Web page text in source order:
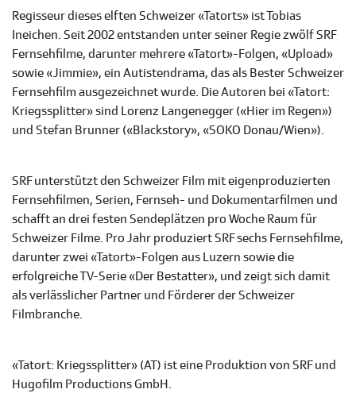
Regisseur dieses elften Schweizer «Tatorts» ist Tobias
Ineichen. Seit 2002 entstanden unter seiner Regie zwölf SRF
Fernsehfilme, darunter mehrere «Tatort»-Folgen, «Upload»
sowie «Jimmie», ein Autistendrama, das als Bester Schweizer
Fernsehfilm ausgezeichnet wurde. Die Autoren bei «Tatort:
Kriegssplitter» sind Lorenz Langenegger («Hier im Regen»)
und Stefan Brunner («Blackstory», «SOKO Donau/Wien»).
SRF unterstützt den Schweizer Film mit eigenproduzierten
Fernsehfilmen, Serien, Fernseh- und Dokumentarfilmen und
schafft an drei festen Sendeplätzen pro Woche Raum für
Schweizer Filme. Pro Jahr produziert SRF sechs Fernsehfilme,
darunter zwei «Tatort»-Folgen aus Luzern sowie die
erfolgreiche TV-Serie «Der Bestatter», und zeigt sich damit
als verlässlicher Partner und Förderer der Schweizer
Filmbranche.
«Tatort: Kriegssplitter» (AT) ist eine Produktion von SRF und
Hugofilm Productions GmbH.